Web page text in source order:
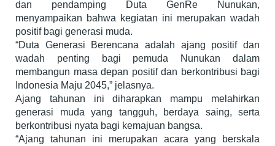
dan pendamping Duta GenRe Nunukan,
menyampaikan bahwa kegiatan ini merupakan wadah
positif bagi generasi muda.
“Duta Generasi Berencana adalah ajang positif dan
wadah penting bagi pemuda Nunukan dalam
membangun masa depan positif dan berkontribusi bagi
Indonesia Maju 2045,” jelasnya.
Ajang tahunan ini diharapkan mampu melahirkan
generasi muda yang tangguh, berdaya saing, serta
berkontribusi nyata bagi kemajuan bangsa.
“Ajang tahunan ini merupakan acara yang berskala